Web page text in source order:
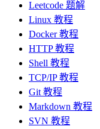
Leetcode 题解
Linux 教程
Docker 教程
HTTP 教程
Shell 教程
TCP/IP 教程
Git 教程
Markdown 教程
SVN 教程